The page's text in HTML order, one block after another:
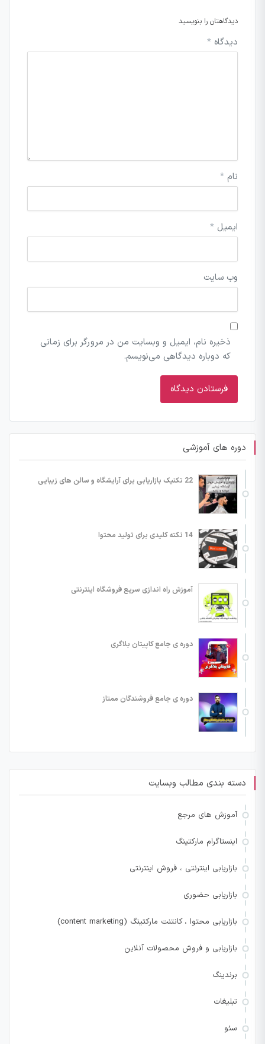
دیدگاهتان را بنویسید
دیدگاه *
نام *
ایمیل *
وب‌ سایت
ذخیره نام، ایمیل و وبسایت من در مرورگر برای زمانی
که دوباره دیدگاهی می‌نویسم.
دوره های آموزشی
22 تکنیک بازاریابی برای آرایشگاه و سالن های زیبایی
14 نکته کلیدی برای تولید محتوا
آموزش راه اندازی سریع فروشگاه اینترنتی
دوره ی جامع کاپیتان بلاگری
دوره ی جامع فروشندگان ممتاز
دسته بندی مطالب وبسایت
آموزش های مرجع
اینستاگرام مارکتینگ
بازاریابی اینترنتی ، فروش اینترنتی
بازاریابی حضوری
بازاریابی محتوا ، کانتنت مارکتینگ (content marketing)
بازاریابی و فروش محصولات آنلاین
برندینگ
تبلیغات
سئو